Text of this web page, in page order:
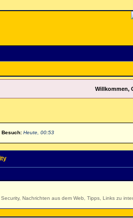
Willkommen,
Besuch: Heute, 00:53
Nachrichten aus dem Web, Tipps, Links zu